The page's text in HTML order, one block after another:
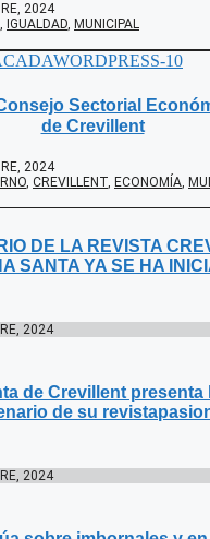
2024
, IGUALDAD, MUNICIPAL
Sectorial
de Crevillent
2024
CREVILLENT ECONOMÍA
DE LA REVISTA
SANTA YA SE HA
2024
de Crevillent presenta
de su
2024